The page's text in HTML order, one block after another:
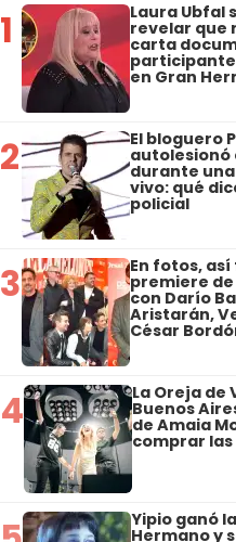
1 Laura Ubfal
revelar que
carta
en Gran
2 El bloguero
autolesionó
durante
vivo: qué
policial
3 En fotos,
premiere
con Darío
Aristarán,
César
4 La Oreja de
Buenos
de Amaia
comprar
Yipio ganó
Hermano y